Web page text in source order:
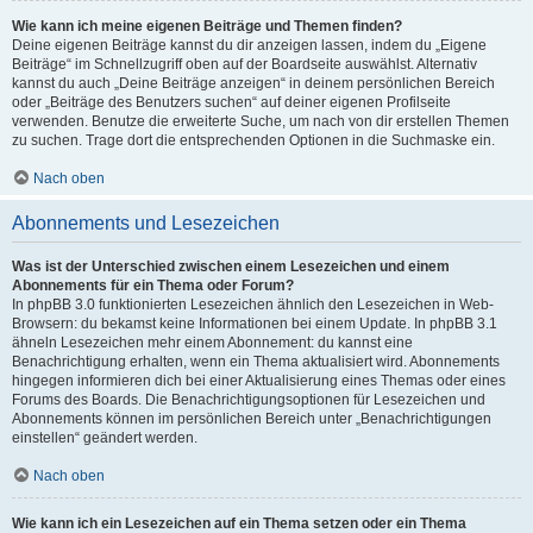
Wie kann ich meine eigenen Beiträge und Themen finden?
Deine eigenen Beiträge kannst du dir anzeigen lassen, indem du „Eigene
Beiträge“ im Schnellzugriff oben auf der Boardseite auswählst. Alternativ
kannst du auch „Deine Beiträge anzeigen“ in deinem persönlichen Bereich
oder „Beiträge des Benutzers suchen“ auf deiner eigenen Profilseite
verwenden. Benutze die erweiterte Suche, um nach von dir erstellen Themen
zu suchen. Trage dort die entsprechenden Optionen in die Suchmaske ein.
Nach oben
Abonnements und Lesezeichen
Was ist der Unterschied zwischen einem Lesezeichen und einem
Abonnements für ein Thema oder Forum?
In phpBB 3.0 funktionierten Lesezeichen ähnlich den Lesezeichen in Web-
Browsern: du bekamst keine Informationen bei einem Update. In phpBB 3.1
ähneln Lesezeichen mehr einem Abonnement: du kannst eine
Benachrichtigung erhalten, wenn ein Thema aktualisiert wird. Abonnements
hingegen informieren dich bei einer Aktualisierung eines Themas oder eines
Forums des Boards. Die Benachrichtigungsoptionen für Lesezeichen und
Abonnements können im persönlichen Bereich unter „Benachrichtigungen
einstellen“ geändert werden.
Nach oben
Wie kann ich ein Lesezeichen auf ein Thema setzen oder ein Thema